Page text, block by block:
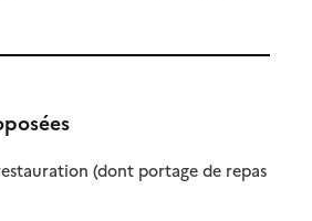
(dont portage de repas